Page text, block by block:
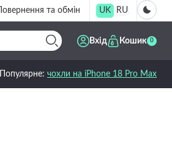
Повернення та обмін UK RU
Вхід Кошик 0
Популярне: чохли на iPhone 18 Pro Max